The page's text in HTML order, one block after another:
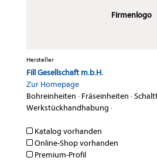
Firmenlogo
Hersteller
Fill Gesellschaft m.b.H.
Zur Homepage
Bohreinheiten · Fräseinheiten ·
Werkstückhandhabung ·
Katalog vorhanden
Online-Shop vorhanden
Premium-Profil